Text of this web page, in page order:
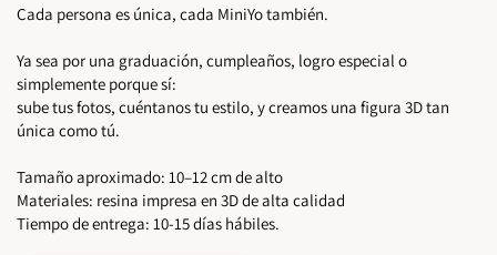
Cada persona es única, cada MiniYo también.
Ya sea por una graduación, cumpleaños, logro especial o
simplemente porque sí:
sube tus fotos, cuéntanos tu estilo, y creamos una figura 3D tan
única como tú.
Tamaño aproximado: 10–12 cm de alto
Materiales: resina impresa en 3D de alta calidad
Tiempo de entrega: 10-15 días hábiles.